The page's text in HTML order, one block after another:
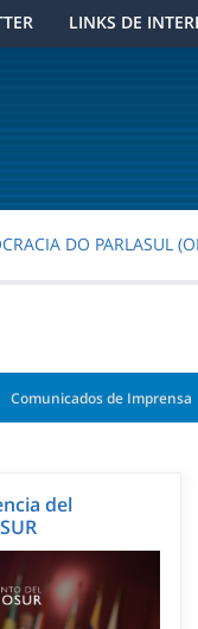
LINKS DE
DO PARLASUL
Comunicados de Imprensa
del